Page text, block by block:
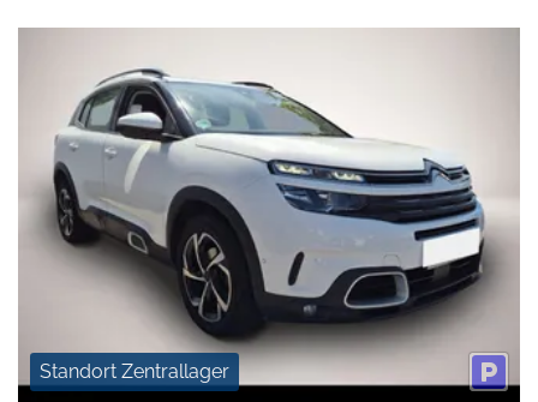
Standort Zentrallager